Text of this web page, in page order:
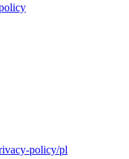
policy/pl